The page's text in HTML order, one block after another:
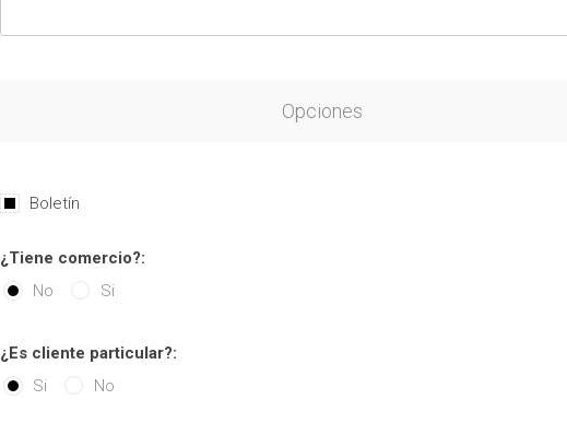
Opciones
Boletín
¿Tiene comercio?:
No
Si
¿Es cliente particular?:
Si
No